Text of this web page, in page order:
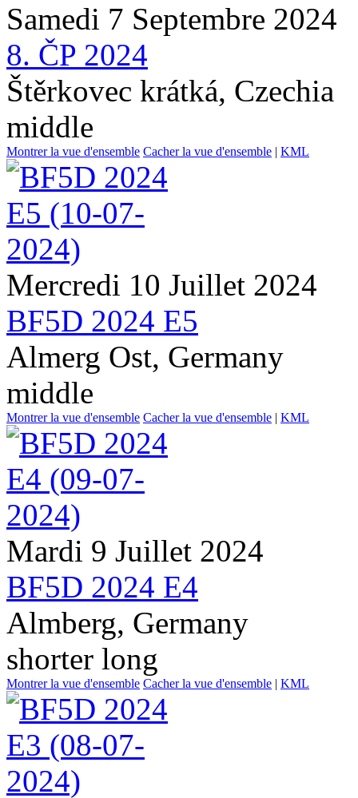
Samedi 7 Septembre 2024
8. ČP 2024
Štěrkovec krátká, Czechia
middle
Montrer la vue d'ensemble Cacher la vue d'ensemble | KML
Mercredi 10 Juillet 2024
BF5D 2024 E5
Almerg Ost, Germany
middle
Montrer la vue d'ensemble Cacher la vue d'ensemble | KML
Mardi 9 Juillet 2024
BF5D 2024 E4
Almberg, Germany
shorter long
Montrer la vue d'ensemble Cacher la vue d'ensemble | KML